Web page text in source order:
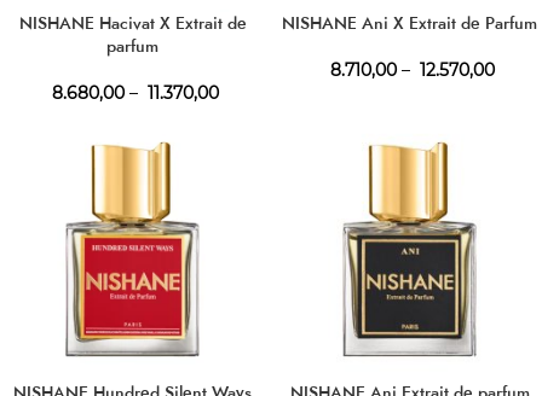
NISHANE Hacivat X Extrait de
parfum
8.680,00 – 11.370,00
NISHANE Ani X Extrait de Parfum
8.710,00 – 12.570,00